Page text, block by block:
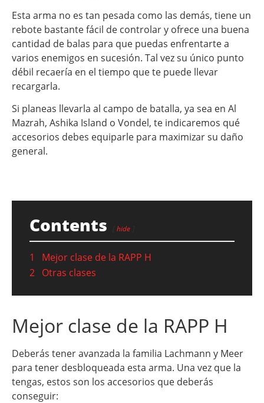
Esta arma no es tan pesada como las demás, tiene un
rebote bastante fácil de controlar y ofrece una buena
cantidad de balas para que puedas enfrentarte a
varios enemigos en sucesión. Tal vez su único punto
débil recaería en el tiempo que te puede llevar
recargarla.
Si planeas llevarla al campo de batalla, ya sea en Al
Mazrah, Ashika Island o Vondel, te indicaremos qué
accesorios debes equiparle para maximizar su daño
general.
Contents hide
1
Mejor clase de la RAPP H
2 Otras clases
Mejor clase de la RAPP H
Deberás tener avanzada la familia Lachmann y Meer
para tener desbloqueada esta arma. Una vez que la
tengas, estos son los accesorios que deberás
conseguir: